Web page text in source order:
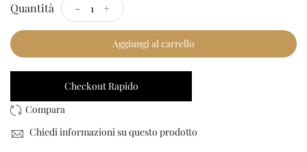
Quantità - +
Aggiungi al carrello
Checkout Rapido
Chiedi informazioni su questo prodotto